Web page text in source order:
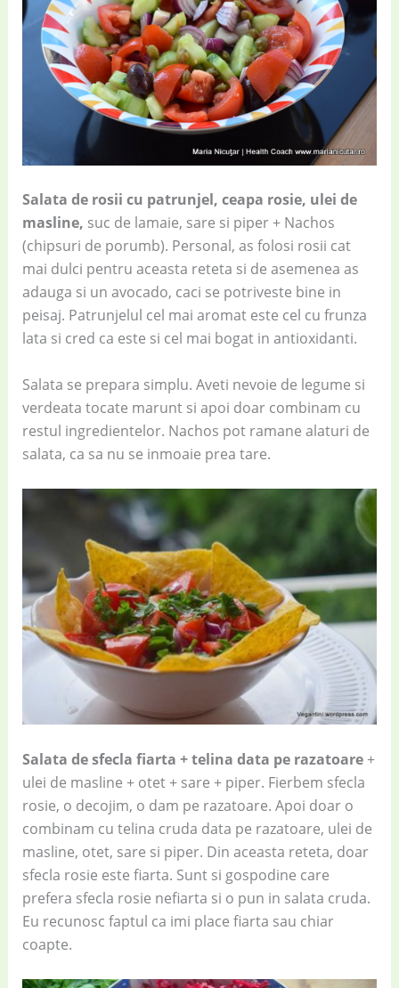
Salata de rosii cu patrunjel, ceapa rosie, ulei de
masline, suc de lamaie, sare si piper + Nachos
(chipsuri de porumb). Personal, as folosi rosii cat
mai dulci pentru aceasta reteta si de asemenea as
adauga si un avocado, caci se potriveste bine in
peisaj. Patrunjelul cel mai aromat este cel cu frunza
lata si cred ca este si cel mai bogat in antioxidanti.
Salata se prepara simplu. Aveti nevoie de legume si
verdeata tocate marunt si apoi doar combinam cu
restul ingredientelor. Nachos pot ramane alaturi de
salata, ca sa nu se inmoaie prea tare.
Salata de sfecla fiarta + telina data pe razatoare+
ulei de masline + otet + sare + piper. Fierbem sfecla
rosie, o decojim, o dam pe razatoare. Apoi doar o
combinam cu telina cruda data pe razatoare, ulei de
masline, otet, sare si piper. Din aceasta reteta, doar
sfecla rosie este fiarta. Sunt si gospodine care
prefera sfecla rosie nefiarta si o pun in salata cruda.
Eu recunosc faptul ca imi place fiarta sau chiar
coapte.